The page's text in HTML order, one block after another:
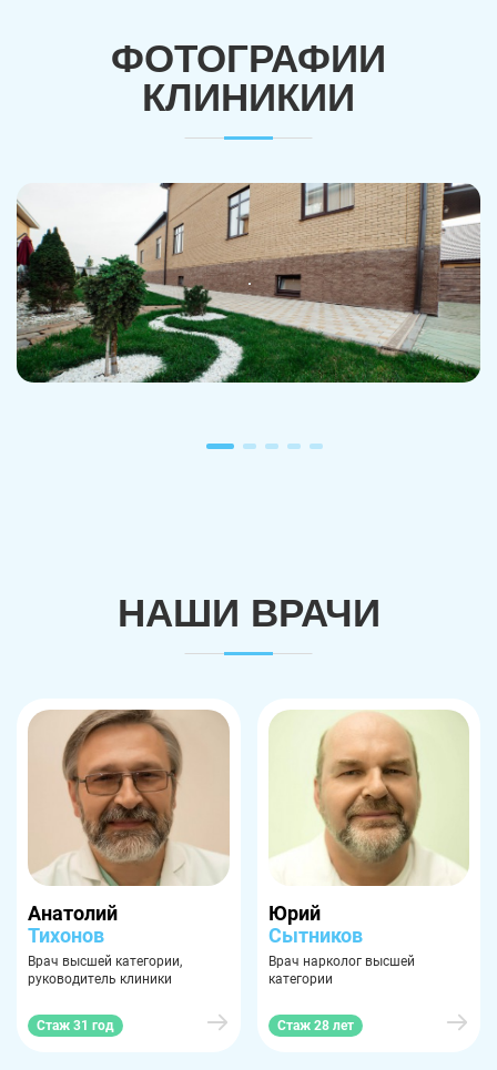
ФОТОГРАФИИ
КЛИНИКИИ
НАШИ ВРАЧИ
Анатолий
Тихонов
Врач высшей категории,
руководитель клиники
Стаж 31 год
Юрий
Сытников
Врач нарколог высшей
категории
Стаж 28 лет